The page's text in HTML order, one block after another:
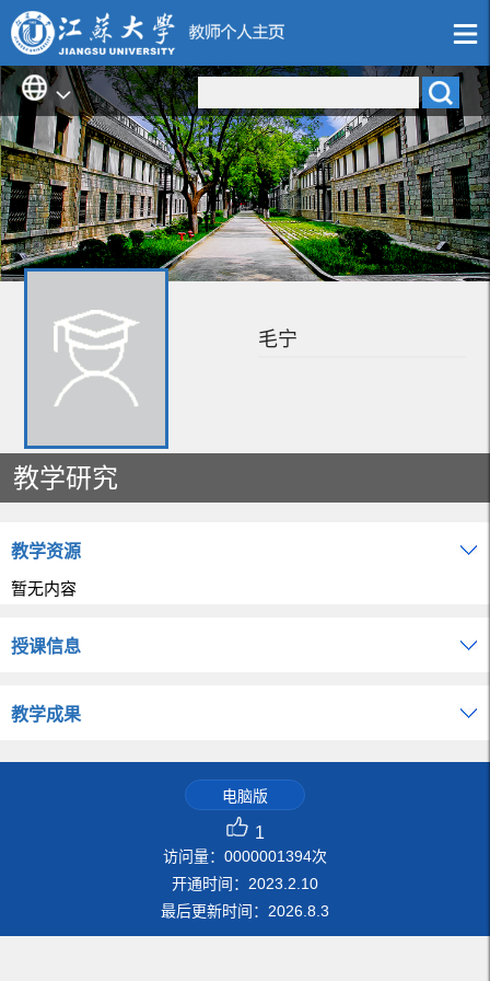
毛宁
教学研究
教学资源
暂无内容
授课信息
教学成果
电脑版
1
访问量： 0000001394次
开通时间： 2023 2 10
最后更新时间： 2026 8 3